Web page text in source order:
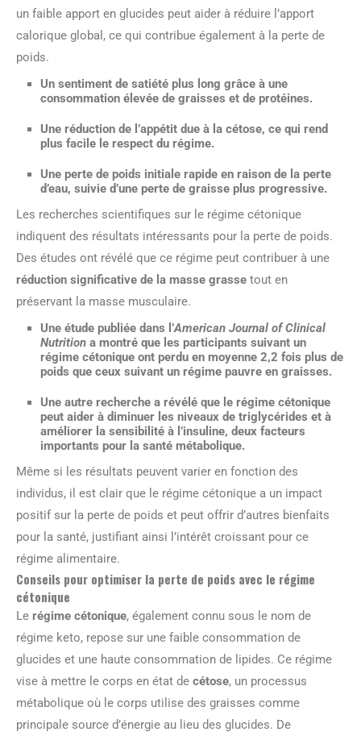
un faible apport en glucides peut aider à réduire l’apport
calorique global, ce qui contribue également à la perte de
poids.
Un sentiment de satiété plus long grâce à une
consommation élevée de graisses et de protéines.
Une réduction de l’appétit due à la cétose, ce qui rend
plus facile le respect du régime.
Une perte de poids initiale rapide en raison de la perte
d’eau, suivie d’une perte de graisse plus progressive.
Les recherches scientifiques sur le régime cétonique
indiquent des résultats intéressants pour la perte de poids.
Des études ont révélé que ce régime peut contribuer à une
réduction significative de la masse grasse tout en
préservant la masse musculaire.
Une étude publiée dans l’American Journal of Clinical
Nutrition a montré que les participants suivant un
régime cétonique ont perdu en moyenne 2,2 fois plus de
poids que ceux suivant un régime pauvre en graisses.
Une autre recherche a révélé que le régime cétonique
peut aider à diminuer les niveaux de triglycérides et à
améliorer la sensibilité à l’insuline, deux facteurs
importants pour la santé métabolique.
Même si les résultats peuvent varier en fonction des
individus, il est clair que le régime cétonique a un impact
positif sur la perte de poids et peut offrir d’autres bienfaits
pour la santé, justifiant ainsi l’intérêt croissant pour ce
régime alimentaire.
Conseils pour optimiser la perte de poids avec le régime
cétonique
Le régime cétonique, également connu sous le nom de
régime keto, repose sur une faible consommation de
glucides et une haute consommation de lipides. Ce régime
vise à mettre le corps en état de cétose, un processus
métabolique où le corps utilise des graisses comme
principale source d’énergie au lieu des glucides. De